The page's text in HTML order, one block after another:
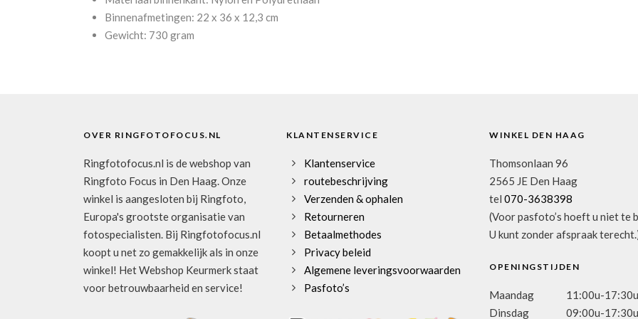
Binnenafmetingen: 22 x 36 x 12,3 cm
Gewicht: 730 gram
OVER RINGFOTOFOCUS.NL
Ringfotofocus.nl is de webshop van
Ringfoto Focus in Den Haag. Onze
winkel is aangesloten bij Ringfoto,
Europa's grootste organisatie van
fotospecialisten. Bij Ringfotofocus.nl
koopt u net zo gemakkelijk als in onze
winkel! Het Webshop Keurmerk staat
voor betrouwbaarheid en service!
KLANTENSERVICE
Klantenservice
routebeschrijving
Verzenden & ophalen
Retourneren
Betaalmethodes
Privacy beleid
Algemene leveringsvoorwaarden
Pasfoto’s
WINKEL DEN HAAG
Thomsonlaan 96
2565 JE Den Haag
tel 070-3638398
(Voor pasfoto’s hoeft u niet te
U kunt zonder afspraak
OPENINGSTIJDEN
Maandag
11:00u-17:30u
Dinsdag
09:00u-17:30u